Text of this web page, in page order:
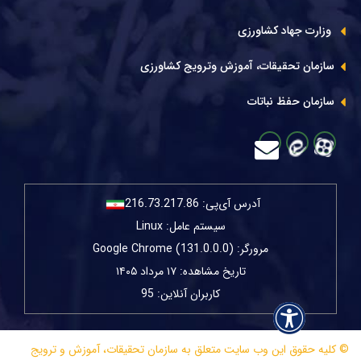
وزارت جهاد کشاورزی
سازمان تحقیقات، آموزش وترویج کشاورزی
سازمان حفظ نباتات
آدرس آی‌پی: 216.73.217.86
سیستم عامل: Linux
مرورگر: Google Chrome (131.0.0.0)
تاریخ مشاهده: ۱۷ مرداد ۱۴۰۵
کاربران آنلاین: 95
© کلیه حقوق این وب سایت متعلق به سازمان تحقیقات، آموزش و ترویج